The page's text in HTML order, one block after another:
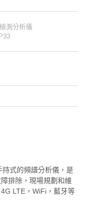
測分析儀
式的頻譜分析儀，是
排除，現場規劃和維
LTE，WiFi，藍牙等